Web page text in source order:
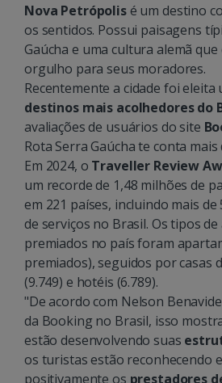
Nova Petrópolisé um destino
os sentidos. Possui paisagens
Gaúcha e uma cultura alemã
orgulho para seus moradores.
Recentemente a cidade foi eleita
destinos mais acolhedores do
avaliações de usuários do site
Rota Serra Gaúcha te conta mais
Em 2024, o Traveller Review
um recorde de 1,48 milhões de
em 221 países, incluindo mais
de serviços no Brasil. Os tipos
premiados no país foram
premiados), seguidos por casas
(9.749) e hotéis (6.789).
"De acordo com Nelson
da Booking no Brasil, isso
estão desenvolvendo suas
os turistas estão reconhecendo
positivamente os prestadores